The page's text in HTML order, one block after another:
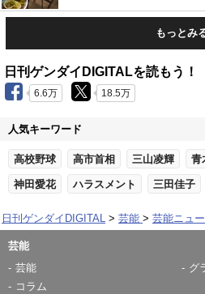
もっとみ
日刊ゲンダイDIGITALを読もう！
6.6万 18.5万
人気キーワード
高校野球 高市首相 三山凌輝 青
神田愛花 ハラスメント 三田佳子
日刊ゲンダイDIGITAL 芸能 芸能ニュ
芸能
芸能
グ
コラム